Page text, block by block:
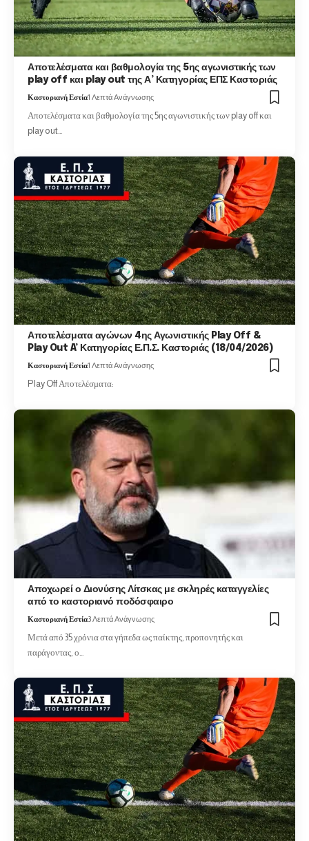
Αποτελέσματα και βαθμολογία της 5ης αγωνιστικής των
play off και play out της Α’ Κατηγορίας ΕΠΣ Καστοριάς
Καστοριανή Εστία1 Λεπτά Ανάγνωσης
Αποτελέσματα και βαθμολογία της 5ης αγωνιστικής των play off και
play out…
Αποτελέσματα αγώνων 4ης Αγωνιστικής Play Off &
Play Out A’ Κατηγορίας Ε.Π.Σ. Καστοριάς (18/04/2026)
Καστοριανή Εστία1 Λεπτά Ανάγνωσης
Play Off Αποτελέσματα:
Αποχωρεί ο Διονύσης Λίτσκας με σκληρές καταγγελίες
από το καστοριανό ποδόσφαιρο
Καστοριανή Εστία3 Λεπτά Ανάγνωσης
Μετά από 35 χρόνια στα γήπεδα ως παίκτης, προπονητής και
παράγοντας, ο…